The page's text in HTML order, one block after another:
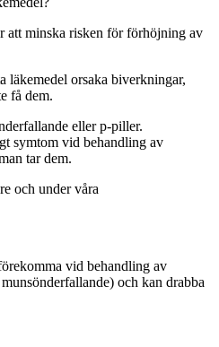
att minska risken för förhöjning av
läkemedel orsaka biverkningar,
få dem.
eller p-piller.
symtom vid behandling av
tar dem.
och under våra
vid behandling av
och kan drabba